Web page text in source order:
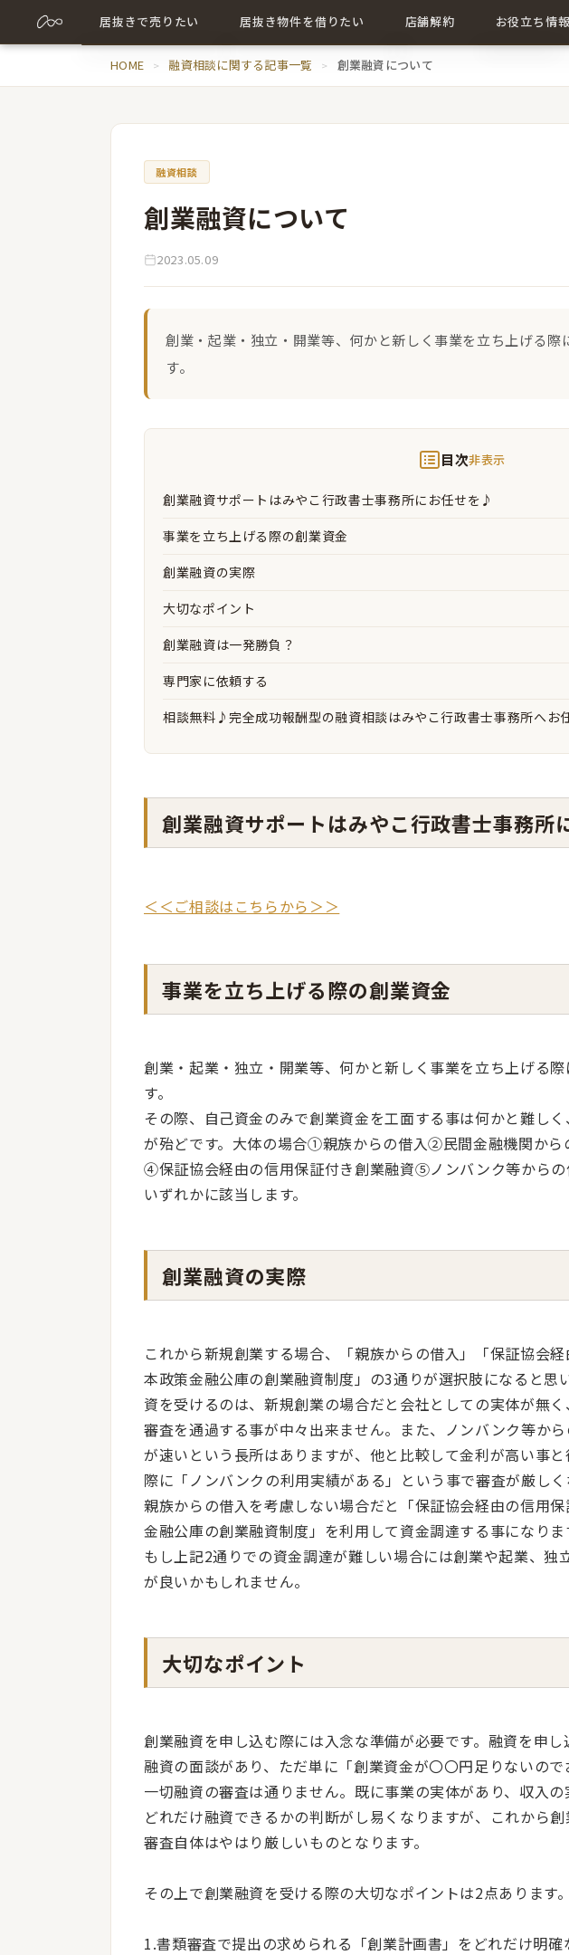
居抜きで売りたい
売却について詳しく
居抜き物件を借りたい
居抜き物件について詳しく
店舗解約
店舗解約について詳しく
お役立ち情報
HOME 融資相談に関する記事一覧 創業融資について
融資相談
創業融資について
2023.05.09
創業・起業・独立・開業等、何かと新しく事業を立ち上げる際
す。
目次非表示
創業融資サポートはみやこ行政書士事務所にお任せを♪
事業を立ち上げる際の創業資金
創業融資の実際
大切なポイント
創業融資は一発勝負？
専門家に依頼する
相談無料♪完全成功報酬型の融資相談はみやこ行政書士事務所へお
創業融資サポートはみやこ行政書士事務所
＜＜ご相談はこちらから＞＞
事業を立ち上げる際の創業資金
創業・起業・独立・開業等、何かと新しく事業を立ち上げる
す。
その際、自己資金のみで創業資金を工面する事は何かと難し
が殆どです。大体の場合①親族からの借入②民間金融機関か
④保証協会経由の信用保証付き創業融資⑤ノンバンク等から
いずれかに該当します。
創業融資の実際
これから新規創業する場合、「親族からの借入」「保証協会
本政策金融公庫の創業融資制度」の3通りが選択肢になると思
資を受けるのは、新規創業の場合だと会社としての実体が無く
審査を通過する事が中々出来ません。また、ノンバンク等か
が速いという長所はありますが、他と比較して金利が高い事
際に「ノンバンクの利用実績がある」という事で審査が厳しく
親族からの借入を考慮しない場合だと「保証協会経由の信用
金融公庫の創業融資制度」を利用して資金調達する事になりま
もし上記2通りでの資金調達が難しい場合には創業や起業、独
が良いかもしれません。
大切なポイント
創業融資を申し込む際には入念な準備が必要です。融資を申し
融資の面談があり、ただ単に「創業資金が〇〇円足りないの
一切融資の審査は通りません。既に事業の実体があり、収入
どれだけ融資できるかの判断がし易くなりますが、これから創
審査自体はやはり厳しいものとなります。
その上で創業融資を受ける際の大切なポイントは2点あります。
1.書類審査で提出の求められる「創業計画書」をどれだけ明